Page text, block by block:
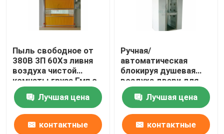
Пыль свободное от
380В 3П 60Хз ливня
воздуха чистой
комнаты груза Гмп с
быстрой дверью
завальцовки
Лучшая цена
контактные
Ручная/
автоматическая
блокируя душевая
воздуха двери для
частичного
диспетчерского
пункта
Лучшая цена
контактные